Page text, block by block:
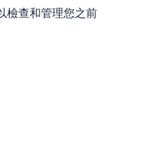
檢查和管理您之前